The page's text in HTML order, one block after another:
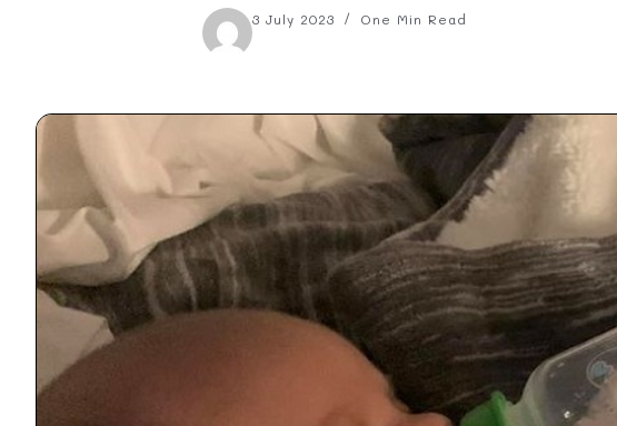
3 July 2023 One Min Read